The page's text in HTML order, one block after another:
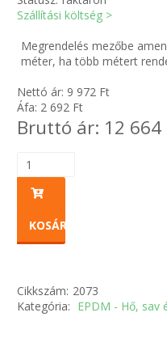
SIMÍTÓZÁRAS TASAK
ETETŐTÁL-TIPLI-GRANULÁTUM
Szállítási költség >
Megrendelés mezőbe
méter, ha több métert
Nettó ár: 9 972 Ft
Áfa: 2 692 Ft
Bruttó ár: 12 664
KOSÁRBA
Cikkszám: 2073
Kategória: EPDM - Hő, sav